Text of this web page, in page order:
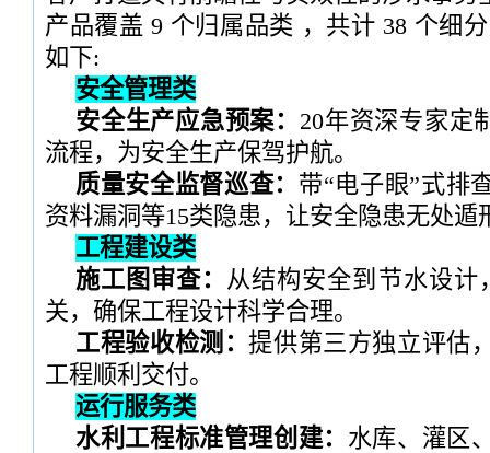
产品覆盖 9 个归属品类 ，共计 38 个细
如下:
安全管理类
安全生产应急预案： 20年资深专家定
流程，为安全生产保驾护航。
质量安全监督巡查： 带“电子眼”式排
资料漏洞等15类隐患，让安全隐患无处遁
工程建设类
施工图审查： 从结构安全到节水设计
关，确保工程设计科学合理。
工程验收检测：提供第三方独立评估
工程顺利交付。
运行服务类
水利工程标准管理创建： 水库、灌区